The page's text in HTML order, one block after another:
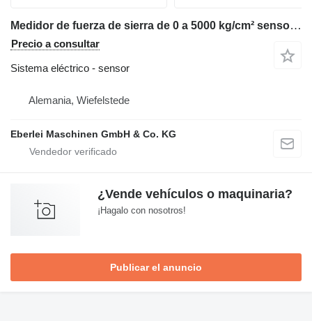
Medidor de fuerza de sierra de 0 a 5000 kg/cm² sensor para maquinaria para metal
Precio a consultar
Sistema eléctrico - sensor
Alemania, Wiefelstede
Eberlei Maschinen GmbH & Co. KG
¿Vende vehículos o maquinaria?
¡Hagalo con nosotros!
Publicar el anuncio